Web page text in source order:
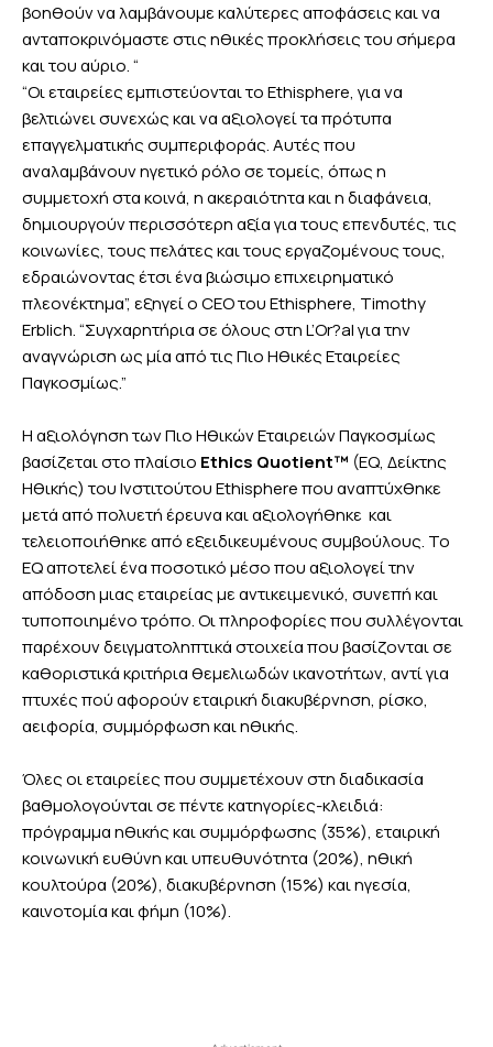
βοηθούν να λαμβάνουμε καλύτερες αποφάσεις και να
ανταποκρινόμαστε στις ηθικές προκλήσεις του σήμερα
και του αύριο. “
“Οι εταιρείες εμπιστεύονται το Ethisphere, για να
βελτιώνει συνεχώς και να αξιολογεί τα πρότυπα
επαγγελματικής συμπεριφοράς. Αυτές που
αναλαμβάνουν ηγετικό ρόλο σε τομείς, όπως η
συμμετοχή στα κοινά, η ακεραιότητα και η διαφάνεια,
δημιουργούν περισσότερη αξία για τους επενδυτές, τις
κοινωνίες, τους πελάτες και τους εργαζομένους τους,
εδραιώνοντας έτσι ένα βιώσιμο επιχειρηματικό
πλεονέκτημα”, εξηγεί ο CEO του Ethisphere, Timothy
Erblich. “Συγχαρητήρια σε όλους στη L’Or?al για την
αναγνώριση ως μία από τις Πιο Ηθικές Εταιρείες
Παγκοσμίως.”
Η αξιολόγηση των Πιο Ηθικών Εταιρειών Παγκοσμίως
βασίζεται στο πλαίσιο Ethics Quotient™ (EQ, Δείκτης
Ηθικής) του Ινστιτούτου Ethisphere που αναπτύχθηκε
μετά από πολυετή έρευνα και αξιολογήθηκε και
τελειοποιήθηκε από εξειδικευμένους συμβούλους. Το
EQ αποτελεί ένα ποσοτικό μέσο που αξιολογεί την
απόδοση μιας εταιρείας με αντικειμενικό, συνεπή και
τυποποιημένο τρόπο. Οι πληροφορίες που συλλέγονται
παρέχουν δειγματοληπτικά στοιχεία που βασίζονται σε
καθοριστικά κριτήρια θεμελιωδών ικανοτήτων, αντί για
πτυχές πού αφορούν εταιρική διακυβέρνηση, ρίσκο,
αειφορία, συμμόρφωση και ηθικής.
Όλες οι εταιρείες που συμμετέχουν στη διαδικασία
βαθμολογούνται σε πέντε κατηγορίες-κλειδιά:
πρόγραμμα ηθικής και συμμόρφωσης (35%), εταιρική
κοινωνική ευθύνη και υπευθυνότητα (20%), ηθική
κουλτούρα (20%), διακυβέρνηση (15%) και ηγεσία,
καινοτομία και φήμη (10%).